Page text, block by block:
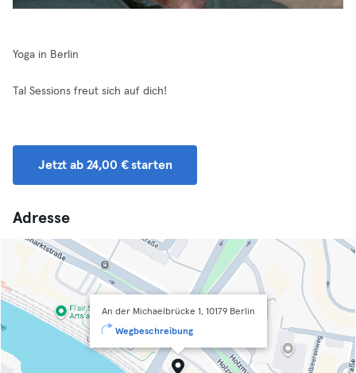
Yoga in Berlin
Tal Sessions freut sich auf dich!
Jetzt ab 24,00 € starten
Adresse
An der Michaelbrücke 1, 10179 Berlin
Wegbeschreibung